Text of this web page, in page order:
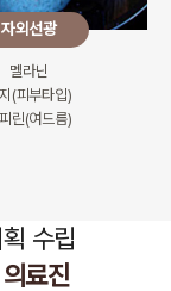
자외선광
멜라닌
(피부타입)
린(여드름)
수립
료진